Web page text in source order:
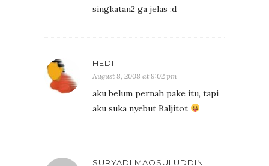
singkatan2 ga jelas :d
HEDI
August 8, 2008 at 9:02 pm
aku belum pernah pake itu, tapi
aku suka nyebut Baljitot
SURYADI MAOSULUDDIN